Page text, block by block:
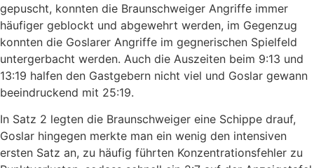
gepuscht, konnten die Braunschweiger Angriffe immer
häufiger geblockt und abgewehrt werden, im Gegenzug
konnten die Goslarer Angriffe im gegnerischen Spielfeld
untergerbacht werden. Auch die Auszeiten beim 9:13 und
13:19 halfen den Gastgebern nicht viel und Goslar gewann
beeindruckend mit 25:19.
In Satz 2 legten die Braunschweiger eine Schippe drauf,
Goslar hingegen merkte man ein wenig den intensiven
ersten Satz an, zu häufig führten Konzentrationsfehler zu